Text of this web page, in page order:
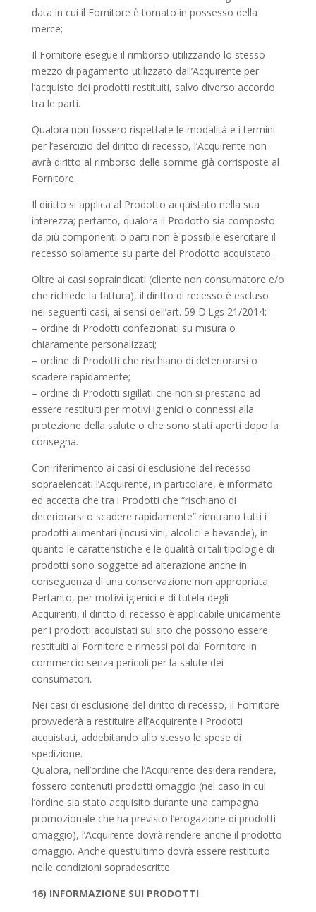
data in cui il Fornitore è tornato in possesso della
merce;
Il Fornitore esegue il rimborso utilizzando lo stesso
mezzo di pagamento utilizzato dall’Acquirente per
l’acquisto dei prodotti restituiti, salvo diverso accordo
tra le parti.
Qualora non fossero rispettate le modalità e i termini
per l’esercizio del diritto di recesso, l’Acquirente non
avrà diritto al rimborso delle somme già corrisposte al
Fornitore.
Il diritto si applica al Prodotto acquistato nella sua
interezza; pertanto, qualora il Prodotto sia composto
da più componenti o parti non è possibile esercitare il
recesso solamente su parte del Prodotto acquistato.
Oltre ai casi sopraindicati (cliente non consumatore e/o
che richiede la fattura), il diritto di recesso è escluso
nei seguenti casi, ai sensi dell’art. 59 D.Lgs 21/2014:
– ordine di Prodotti confezionati su misura o
chiaramente personalizzati;
– ordine di Prodotti che rischiano di deteriorarsi o
scadere rapidamente;
– ordine di Prodotti sigillati che non si prestano ad
essere restituiti per motivi igienici o connessi alla
protezione della salute o che sono stati aperti dopo la
consegna.
Con riferimento ai casi di esclusione del recesso
sopraelencati l’Acquirente, in particolare, è informato
ed accetta che tra i Prodotti che “rischiano di
deteriorarsi o scadere rapidamente” rientrano tutti i
prodotti alimentari (incusi vini, alcolici e bevande), in
quanto le caratteristiche e le qualità di tali tipologie di
prodotti sono soggette ad alterazione anche in
conseguenza di una conservazione non appropriata.
Pertanto, per motivi igienici e di tutela degli
Acquirenti, il diritto di recesso è applicabile unicamente
per i prodotti acquistati sul sito che possono essere
restituiti al Fornitore e rimessi poi dal Fornitore in
commercio senza pericoli per la salute dei
consumatori.
Nei casi di esclusione del diritto di recesso, il Fornitore
provvederà a restituire all’Acquirente i Prodotti
acquistati, addebitando allo stesso le spese di
spedizione.
Qualora, nell’ordine che l’Acquirente desidera rendere,
fossero contenuti prodotti omaggio (nel caso in cui
l’ordine sia stato acquisito durante una campagna
promozionale che ha previsto l’erogazione di prodotti
omaggio), l’Acquirente dovrà rendere anche il prodotto
omaggio. Anche quest’ultimo dovrà essere restituito
nelle condizioni sopradescritte.
16) INFORMAZIONE SUI PRODOTTI